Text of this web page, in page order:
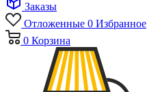
Заказы
Отложенные 0 Избранное
0 Корзина